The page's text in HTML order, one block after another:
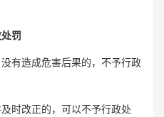
罚
有造成危害后果的，不予行政
时改正的，可以不予行政处